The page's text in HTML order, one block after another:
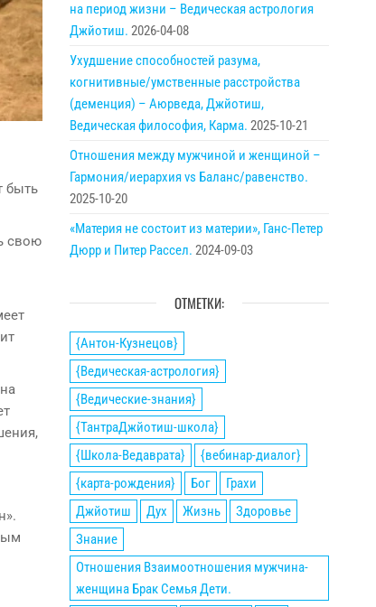
быть
свою
на период жизни – Ведическая астрология
Джйотиш. 2026-04-08
Ухудшение способностей разума,
когнитивные/умственные расстройства
(деменция) – Аюрведа, Джйотиш,
Ведическая философия, Карма. 2025-10-21
Отношения между мужчиной и женщиной –
Гармония/иерархия vs Баланс/равенство.
2025-10-20
«Материя не состоит из материи», Ганс-Петер
Дюрр и Питер Рассел. 2024-09-03
ОТМЕТКИ:
{Антон-Кузнецов}
{Ведическая-астрология}
{Ведические-знания}
{ТантраДжйотиш-школа}
{Школа-Ведаврата}
{вебинар-диалог}
{карта-рождения}
Бог
Грахи
Джйотиш
Дух Жизнь
Здоровье
Знание
Отношения Взаимоотношения мужчина-
женщина Брак Семья Дети.